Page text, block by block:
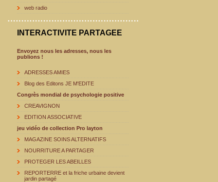
web radio
INTERACTIVITE PARTAGEE
Envoyez nous les adresses, nous les
publions !
ADRESSES AMIES
Blog des Editons JE M'EDITE
Congrès mondial de psychologie positive
CREAVIGNON
EDITION ASSOCIATIVE
jeu vidéo de collection Pro layton
MAGAZINE SOINS ALTERNATIFS
NOURRITURE A PARTAGER
PROTEGER LES ABEILLES
REPORTERRE et la friche urbaine devient
jardin partagé